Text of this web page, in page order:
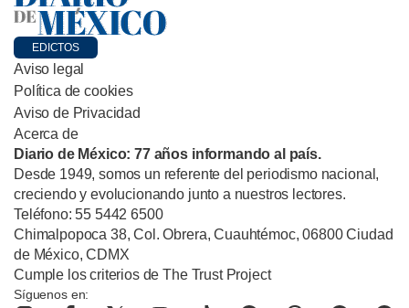
EDICTOS
Aviso legal
Política de cookies
Aviso de Privacidad
Acerca de
Diario de México: 77 años informando al país.
Desde 1949, somos un referente del periodismo nacional,
creciendo y evolucionando junto a nuestros lectores.
Teléfono: 55 5442 6500
Chimalpopoca 38, Col. Obrera, Cuauhtémoc, 06800 Ciudad
de México, CDMX
Cumple los criterios de The Trust Project
Síguenos en: